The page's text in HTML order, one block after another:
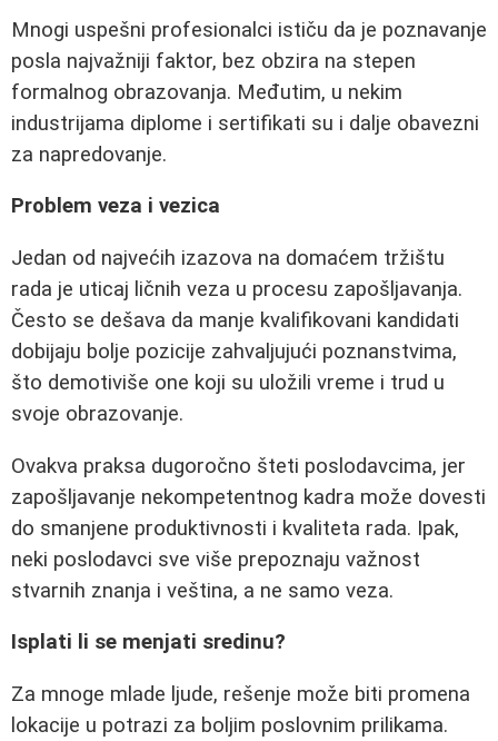
Mnogi uspešni profesionalci ističu da je poznavanje
posla najvažniji faktor, bez obzira na stepen
formalnog obrazovanja. Međutim, u nekim
industrijama diplome i sertifikati su i dalje obavezni
za napredovanje.
Problem veza i vezica
Jedan od najvećih izazova na domaćem tržištu
rada je uticaj ličnih veza u procesu zapošljavanja.
Često se dešava da manje kvalifikovani kandidati
dobijaju bolje pozicije zahvaljujući poznanstvima,
što demotiviše one koji su uložili vreme i trud u
svoje obrazovanje.
Ovakva praksa dugoročno šteti poslodavcima, jer
zapošljavanje nekompetentnog kadra može dovesti
do smanjene produktivnosti i kvaliteta rada. Ipak,
neki poslodavci sve više prepoznaju važnost
stvarnih znanja i veština, a ne samo veza.
Isplati li se menjati sredinu?
Za mnoge mlade ljude, rešenje može biti promena
lokacije u potrazi za boljim poslovnim prilikama.